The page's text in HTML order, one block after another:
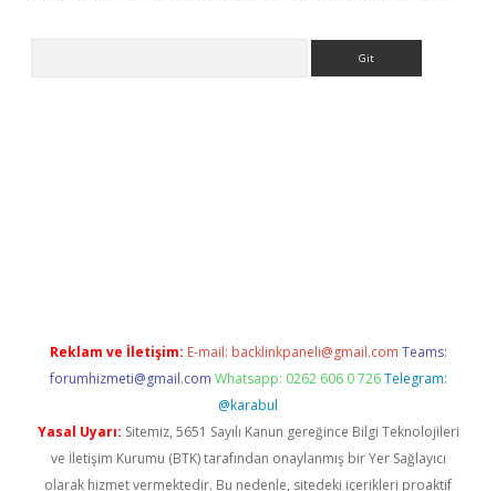
Reklam ve İletişim: E-mail: backlinkpaneli@gmail.com Teams:
forumhizmeti@gmail.com Whatsapp: 0262 606 0 726 Telegram:
@karabul
Yasal Uyarı: Sitemiz, 5651 Sayılı Kanun gereğince Bilgi Teknolojileri
ve İletişim Kurumu (BTK) tarafından onaylanmış bir Yer Sağlayıcı
olarak hizmet vermektedir. Bu nedenle, sitedeki içerikleri proaktif